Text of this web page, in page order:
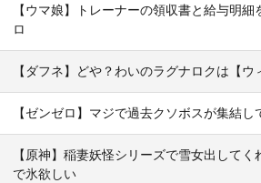
【ウマ娘】トレーナーの領収書と給与明
ロ
【ダフネ】どや？わいのラグナロクは【ウ
【ゼンゼロ】マジで過去クソボスが集結し
【原神】稲妻妖怪シリーズで雪女出して
で氷欲しい